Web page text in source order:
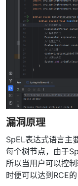
漏洞原理
SpEL表达式语言主
每个树节点，由于
所以当用户可以控
时便可以达到RCE